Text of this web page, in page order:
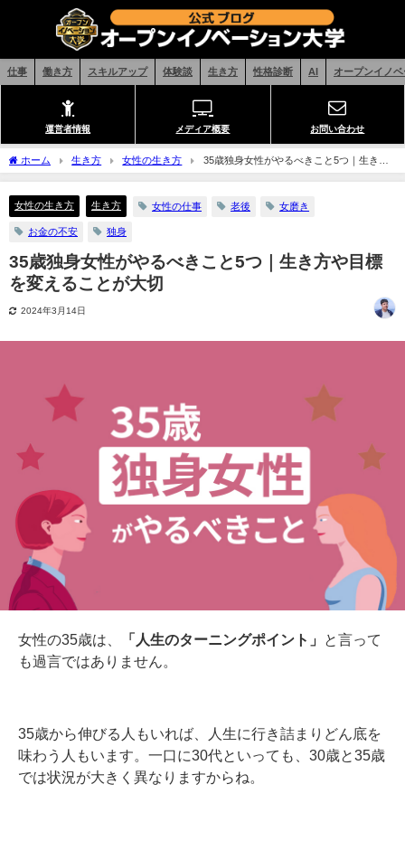
仕事 働き方 スキルアップ 体験談 生き方 性格診断 AI オープンイノ
運営者情報 メディア概要 お問い合わせ
ホーム 生き方 女性の生き方
35歳独身女性がやるべきこと5つ｜生き方
や目標を変えることが大切
女性の生き方 生き方 女性の仕事 老後 女磨き
お金の不安 独身
35歳独身女性がやるべきこと5つ｜生き方や目標
を変えることが大切
2024年3月14日
女性の35歳は、 「人生のターニングポイント」
と言って
も過言ではありません。
35歳から伸びる人もいれば、人生に行き詰まりどん底を
味わう人もいます。一口に30代といっても、30歳と35歳
では状況が大きく異なりますからね。